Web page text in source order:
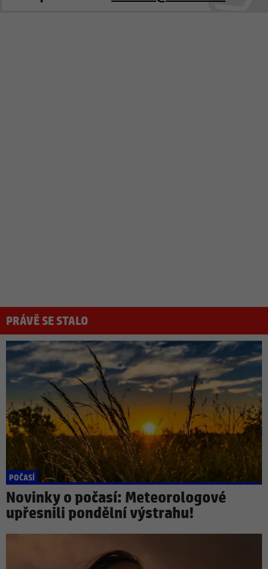
PRÁVĚ SE STALO
POČASÍ
Novinky o počasí: Meteorologové
upřesnili pondělní výstrahu!